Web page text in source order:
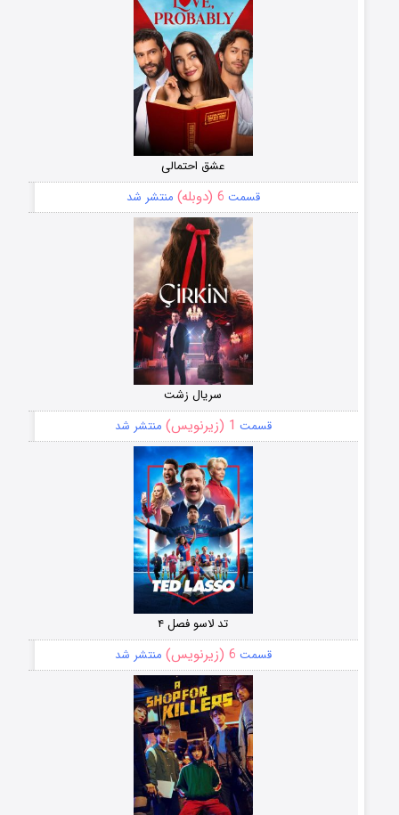
عشق احتمالی
قسمت 6 (دوبله) منتشر شد
سریال زشت
قسمت 1 (زیرنویس) منتشر شد
تد لاسو فصل ۴
قسمت 6 (زیرنویس) منتشر شد